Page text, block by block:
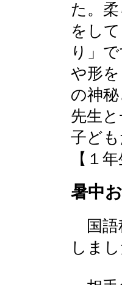
た。
をし
り」
や形
の神
先生
子ども
【１
暑中
国語
しまし